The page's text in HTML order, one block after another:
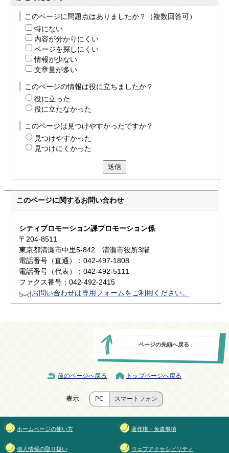
このページに問題点はありましたか？（複数回答可）
特にない
内容が分かりにくい
ページを探しにくい
情報が少ない
文章量が多い
このページの情報は役に立ちましたか？
役に立った
役に立たなかった
このページは見つけやすかったですか？
見つけやすかった
見つけにくかった
送信
このページに関するお問い合わせ
シティプロモーション課プロモーション係
〒204-8511
東京都清瀬市中里5-842 清瀬市役所3階
電話番号（直通）：042-497-1808
電話番号（代表）：042-492-5111
ファクス番号：042-492-2415
お問い合わせは専用フォームをご利用ください。
ページの先頭へ戻る
前のページへ戻る トップページへ戻る
表示 PC スマートフォン
ホームページの使い方 著作権・免責事項
個人情報の取り扱い ウェブアクセシビリティ